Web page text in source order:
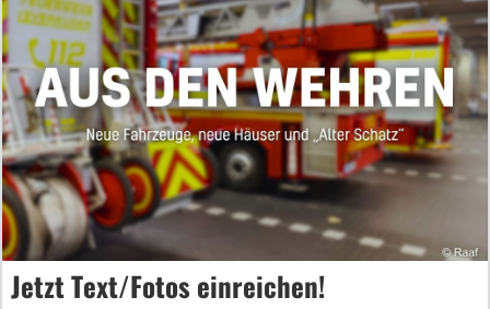
Jetzt Text/Fotos einreichen!